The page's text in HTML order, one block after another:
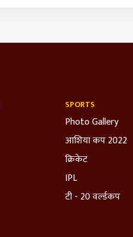
SPORTS
Photo Gallery
आशिया कप 2022
क्रिकेट
IPL
टी - 20 वर्ल्डकप